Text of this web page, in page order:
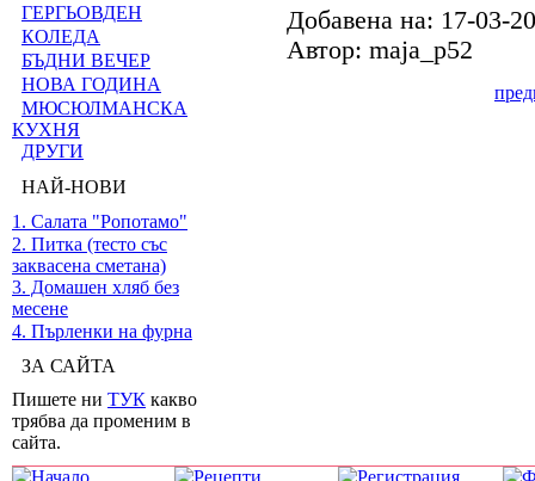
ГЕРГЬОВДЕН
КОЛЕДА
БЪДНИ ВЕЧЕР
НОВА ГОДИНА
МЮСЮЛМАНСКА
КУХНЯ
ДРУГИ
НАЙ-НОВИ
1. Салата "Ропотамо"
2. Питка (тесто със
заквасена сметана)
3. Домашен хляб без
месене
4. Пърленки на фурна
ЗА САЙТА
Пишете ни ТУК какво
трябва да променим в
сайта.
Добавена на: 17-03-
Автор: maja_p52